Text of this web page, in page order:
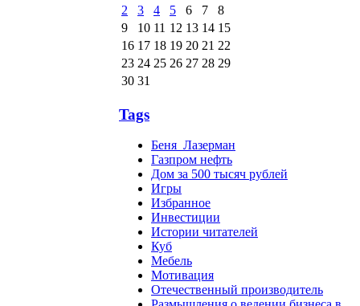
2
3 4 5 6 7
8
9
10 11 12 13 14 15
16 17 18 19 20 21 22
23 24 25 26 27 28 29
30 31
Tags
Беня_Лазерман
Газпром нефть
Дом за 500 тысяч рублей
Игры
Избранное
Инвестиции
Истории читателей
Куб
Мебель
Мотивация
Отечественный производитель